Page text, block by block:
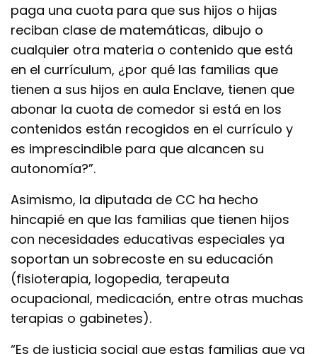
paga una cuota para que sus hijos o hijas
reciban clase de matemáticas, dibujo o
cualquier otra materia o contenido que está
en el currículum, ¿por qué las familias que
tienen a sus hijos en aula Enclave, tienen que
abonar la cuota de comedor si está en los
contenidos están recogidos en el currículo y
es imprescindible para que alcancen su
autonomía?”.
Asimismo, la diputada de CC ha hecho
hincapié en que las familias que tienen hijos
con necesidades educativas especiales ya
soportan un sobrecoste en su educación
(fisioterapia, logopedia, terapeuta
ocupacional, medicación, entre otras muchas
terapias o gabinetes).
“Es de justicia social que estas familias que ya